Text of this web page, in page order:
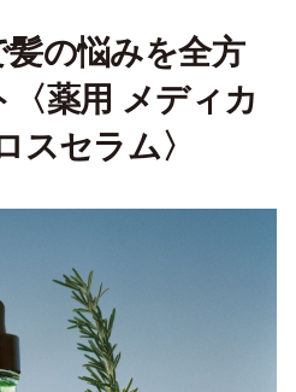
髪の悩みを全方
薬用 メディカ
スセラム〉